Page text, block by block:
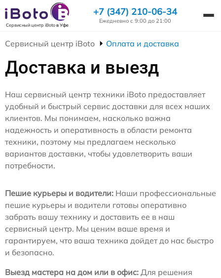
Сервисный центр iBotoв Уфе
+7 (347) 210-06-34
Ежедневно с 9:00 до 21:00
Сервисный центр iBoto Оплата и доставка
Доставка и выезд
Наш сервисный центр техники iBoto предоставляет
удобный и быстрый сервис доставки для всех наших
клиентов. Мы понимаем, насколько важна
надежность и оперативность в области ремонта
техники, поэтому мы предлагаем несколько
вариантов доставки, чтобы удовлетворить ваши
потребности.
Пешие курьеры и водители: Наши профессиональные
пешие курьеры и водители готовы оперативно
забрать вашу технику и доставить ее в наш
сервисный центр. Мы ценим ваше время и
гарантируем, что ваша техника дойдет до нас быстро
и безопасно.
Выезд мастера на дом или в офис: Для решения